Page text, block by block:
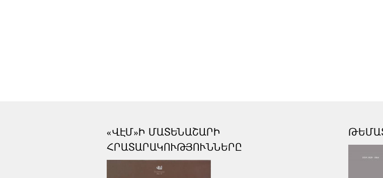
«ՎԷՄ»Ի ՄԱՏԵՆԱՇԱՐԻ
ՀՐԱՏԱՐԱԿՈՒԹՅՈՒՆՆԵՐԸ